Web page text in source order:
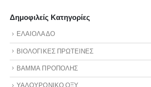
Δημοφιλείς Κατηγορίες
ΕΛΑΙΟΛΑΔΟ
ΒΙΟΛΟΓΙΚΕΣ ΠΡΩΤΕΙΝΕΣ
ΒΑΜΜΑ ΠΡΟΠΟΛΗΣ